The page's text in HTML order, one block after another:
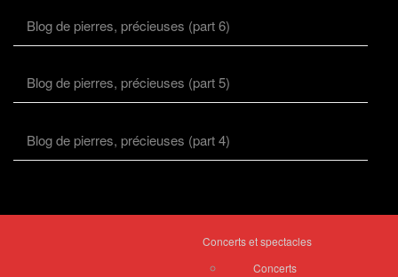
Blog de pierres, précieuses (part 6)
Blog de pierres, précieuses (part 5)
Blog de pierres, précieuses (part 4)
Concerts et spectacles
Concerts